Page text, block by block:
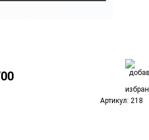
Артикул: 218